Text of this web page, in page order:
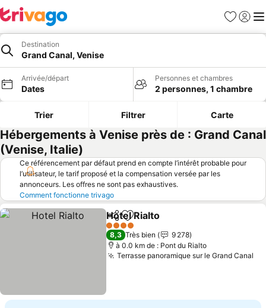
Favoris
Se
Destination
Grand Canal, Venise
Arrivée/départ
Dates
Personnes et chambres
2 personnes, 1 chambre
Trier Filtrer Carte
Hébergements à Venise près de : Grand Canal
(Venise, Italie)
Ce référencement par défaut prend en compte l’intérêt probable pour
l’utilisateur, le tarif proposé et la compensation versée par les
annonceurs. Les offres ne sont pas exhaustives.
Comment fonctionne trivago
PartagerAjouter à mes favoris
Hotel Rialto
4 Étoiles
8,3 Très bien
9 278
à 0.0 km de : Pont du Rialto
Terrasse panoramique sur le Grand Canal